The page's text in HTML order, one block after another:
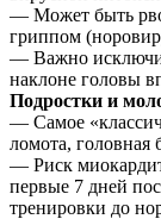
— Может быть
гриппом
— Важно
наклоне головы
Подростки и
— Самое
ломота, головная
— Риск
первые 7 дней
тренировки до